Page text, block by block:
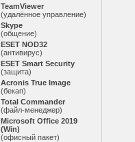
TeamViewer
(удалённое управление)
Skype
(общение)
ESET NOD32
(антивирус)
ESET Smart Security
(защита)
Acronis True Image
(бекап)
Total Commander
(файл-менеджер)
Microsoft Office 2019
(Win)
(офисный пакет)